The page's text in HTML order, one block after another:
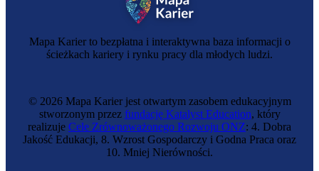
Mapa Karier to bezpłatna i interaktywna baza informacji o
ścieżkach kariery i rynku pracy dla młodych ludzi.
© 2026 Mapa Karier jest otwartym zasobem edukacyjnym
stworzonym przez fundację Katalyst Education, który
realizuje Cele Zrównoważonego Rozwoju ONZ: 4. Dobra
Jakość Edukacji, 8. Wzrost Gospodarczy i Godna Praca oraz
10. Mniej Nierówności.